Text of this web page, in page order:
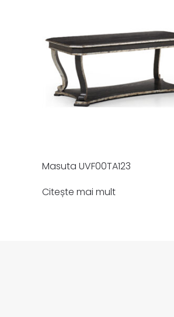
Masuta UVF00TA123
Citește mai mult